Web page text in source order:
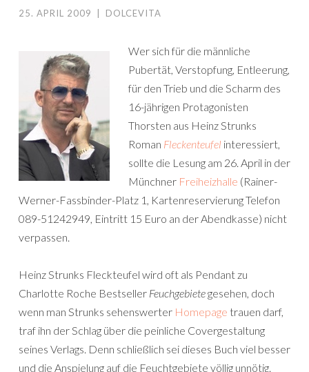
25. APRIL 2009 DOLCEVITA
Wer sich für die männliche
Pubertät, Verstopfung, Entleerung,
für den Trieb und die Scharm des
16-jährigen Protagonisten
Thorsten aus Heinz Strunks
Roman Fleckenteufel interessiert,
sollte die Lesung am 26. April in der
Münchner Freiheizhalle (Rainer-
Werner-Fassbinder-Platz 1, Kartenreservierung Telefon
089-51242949, Eintritt 15 Euro an der Abendkasse) nicht
verpassen.
Heinz Strunks Fleckteufel wird oft als Pendant zu
Charlotte Roche Bestseller Feuchgebietegesehen, doch
wenn man Strunks sehenswerter Homepage trauen darf,
traf ihn der Schlag über die peinliche Covergestaltung
seines Verlags. Denn schließlich sei dieses Buch viel besser
und die Anspielung auf die Feuchtgebiete völlig unnötig.